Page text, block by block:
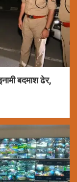
बदमाश ढेर,